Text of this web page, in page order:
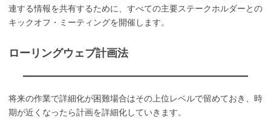
連する情報を共有するために、すべての主要ステークホルダーとの
キックオフ・ミーティングを開催します。
ローリングウェブ計画法
将来の作業で詳細化が困難場合はその上位レベルで留めておき、時
期が近くなったら計画を詳細化していきます。